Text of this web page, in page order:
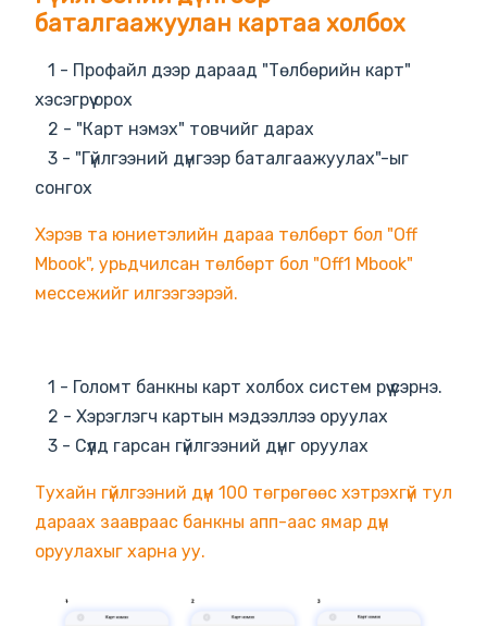
баталгаажуулан картаа холбох
1 - Профайл дээр дараад "Төлбөрийн карт"
хэсэгрүү орох
2 - "Карт нэмэх" товчийг дарах
3 - "Гүйлгээний дүнгээр баталгаажуулах"-ыг
сонгох
Хэрэв та юниетэлийн дараа төлбөрт бол "Off
Mbook", урьдчилсан төлбөрт бол "Off1 Mbook"
мессежийг илгээгээрэй.
1 - Голомт банкны карт холбох систем рүү үсэрнэ.
2 - Хэрэглэгч картын мэдээллээ оруулах
3 - Сүүлд гарсан гүйлгээний дүнг оруулах
Тухайн гүйлгээний дүн 100 төгрөгөөс хэтрэхгүй тул
дараах заавраас банкны апп-аас ямар дүн
оруулахыг харна уу.